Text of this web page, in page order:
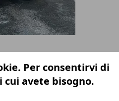
Per consentirvi di
cui avete bisogno.